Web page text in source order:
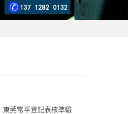
東莞常平登記表核準驗